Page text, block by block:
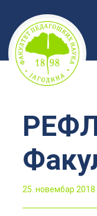
Скочи
на
садржај
25. новембар 2018.